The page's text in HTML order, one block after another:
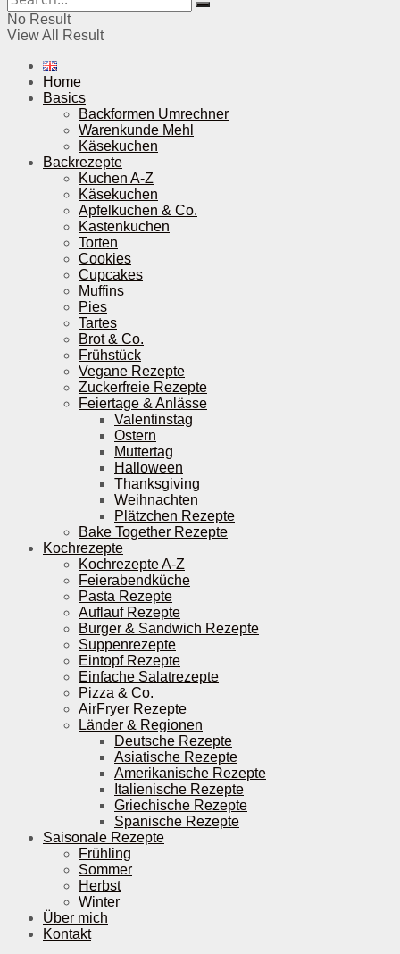
No Result
View All Result
Home
Basics
Backformen Umrechner
Warenkunde Mehl
Käsekuchen
Backrezepte
Kuchen A-Z
Käsekuchen
Apfelkuchen & Co.
Kastenkuchen
Torten
Cookies
Cupcakes
Muffins
Pies
Tartes
Brot & Co.
Frühstück
Vegane Rezepte
Zuckerfreie Rezepte
Feiertage & Anlässe
Valentinstag
Ostern
Muttertag
Halloween
Thanksgiving
Weihnachten
Plätzchen Rezepte
Bake Together Rezepte
Kochrezepte
Kochrezepte A-Z
Feierabendküche
Pasta Rezepte
Auflauf Rezepte
Burger & Sandwich Rezepte
Suppenrezepte
Eintopf Rezepte
Einfache Salatrezepte
Pizza & Co.
AirFryer Rezepte
Länder & Regionen
Deutsche Rezepte
Asiatische Rezepte
Amerikanische Rezepte
Italienische Rezepte
Griechische Rezepte
Spanische Rezepte
Saisonale Rezepte
Frühling
Sommer
Herbst
Winter
Über mich
Kontakt